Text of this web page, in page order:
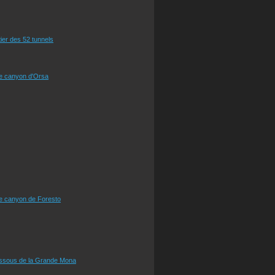
des 52 tunnels
canyon d'Orsa
canyon de Foresto
de la Grande Mona